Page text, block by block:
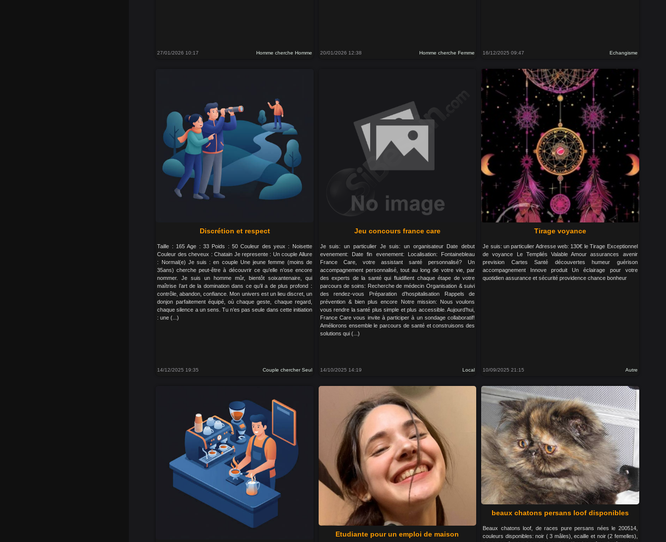
27/01/2026 10:17 Homme cherche Homme 20/01/2026 12:38 Homme cherche Femme 16/12/2025 09:47 Echangisme
Discrétion et respect
Taille : 165 Age : 33 Poids : 50 Couleur des yeux : Noisette
Couleur des cheveux : Chatain Je represente : Un couple Allure
: Normal(e) Je suis : en couple Une jeune femme (moins de
35ans) cherche peut-être à découvrir ce qu’elle n’ose encore
nommer. Je suis un homme mûr, bientôt soixantenaire, qui
maîtrise l’art de la domination dans ce qu’il a de plus profond :
contrôle, abandon, confiance. Mon univers est un lieu discret, un
donjon parfaitement équipé, où chaque geste, chaque regard,
chaque silence a un sens. Tu n’es pas seule dans cette initiation
: une (...)
14/12/2025 19:35 Couple chercher Seul
Jeu concours france care
Je suis: un particulier Je suis: un organisateur Date debut
evenement: Date fin evenement: Localisation: Fontainebleau
France Care, votre assistant santé personnalisé? Un
accompagnement personnalisé, tout au long de votre vie, par
des experts de la santé qui fluidifient chaque étape de votre
parcours de soins: Recherche de médecin Organisation & suivi
des rendez-vous Préparation d’hospitalisation Rappels de
prévention & bien plus encore Notre mission: Nous voulons
vous rendre la santé plus simple et plus accessible. Aujourd’hui,
France Care vous invite à participer à un sondage collaboratif!
Améliorons ensemble le parcours de santé et construisons des
solutions qui (...)
14/10/2025 14:19 Local
Tirage voyance
Je suis: un particulier Adresse web: 130€ le Tirage Exceptionnel
de voyance Le Templiés Valable Amour assurances avenir
prevision Cartes Santé découvertes humeur guérison
accompagnement Innove produit Un éclairage pour votre
quotidien assurance et sécurité providence chance bonheur
10/09/2025 21:15 Autre
Etudiante pour un emploi de maison
beaux chatons persans loof disponibles
Beaux chatons loof, de races pure persans nées le 200514,
couleurs disponibles: noir ( 3 mâles), ecaille et noir (2 femelles),